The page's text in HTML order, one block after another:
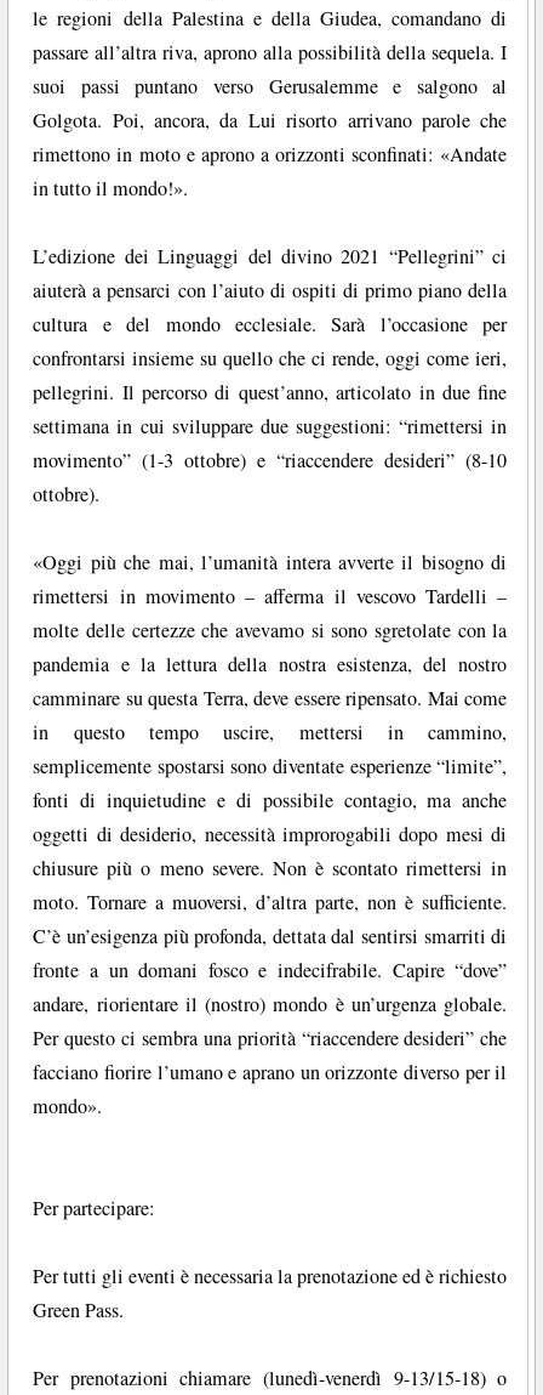
le regioni della Palestina e della Giudea, comandano di
passare all’altra riva, aprono alla possibilità della sequela. I
suoi passi puntano verso Gerusalemme e salgono al
Golgota. Poi, ancora, da Lui risorto arrivano parole che
rimettono in moto e aprono a orizzonti sconfinati: «Andate
in tutto il mondo!».
L’edizione dei Linguaggi del divino 2021 “Pellegrini” ci
aiuterà a pensarci con l’aiuto di ospiti di primo piano della
cultura e del mondo ecclesiale. Sarà l’occasione per
confrontarsi insieme su quello che ci rende, oggi come ieri,
pellegrini. Il percorso di quest’anno, articolato in due fine
settimana in cui sviluppare due suggestioni: “rimettersi in
movimento” (1-3 ottobre) e “riaccendere desideri” (8-10
ottobre).
«Oggi più che mai, l’umanità intera avverte il bisogno di
rimettersi in movimento – afferma il vescovo Tardelli –
molte delle certezze che avevamo si sono sgretolate con la
pandemia e la lettura della nostra esistenza, del nostro
camminare su questa Terra, deve essere ripensato. Mai come
in questo tempo uscire, mettersi in cammino,
semplicemente spostarsi sono diventate esperienze “limite”,
fonti di inquietudine e di possibile contagio, ma anche
oggetti di desiderio, necessità improrogabili dopo mesi di
chiusure più o meno severe. Non è scontato rimettersi in
moto. Tornare a muoversi, d’altra parte, non è sufficiente.
C’è un’esigenza più profonda, dettata dal sentirsi smarriti di
fronte a un domani fosco e indecifrabile. Capire “dove”
andare, riorientare il (nostro) mondo è un’urgenza globale.
Per questo ci sembra una priorità “riaccendere desideri” che
facciano fiorire l’umano e aprano un orizzonte diverso per il
mondo».
Per partecipare:
Per tutti gli eventi è necessaria la prenotazione ed è richiesto
Green Pass.
Per prenotazioni chiamare (lunedì-venerdì 9-13/15-18) o